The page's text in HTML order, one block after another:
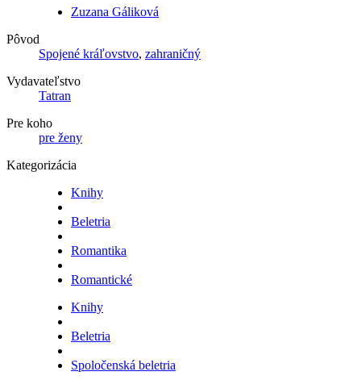
Zuzana Gáliková
Pôvod
Spojené kráľovstvo, zahraničný
Vydavateľstvo
Tatran
Pre koho
pre ženy
Kategorizácia
Knihy
Beletria
Romantika
Romantické
Knihy
Beletria
Spoločenská beletria